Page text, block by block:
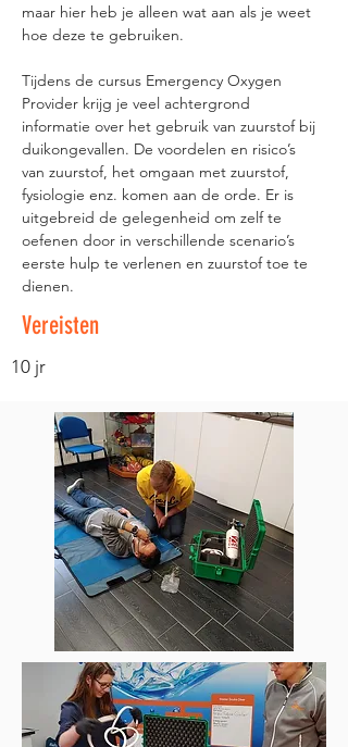
maar hier heb je alleen wat aan als je weet
hoe deze te gebruiken.
Tijdens de cursus Emergency Oxygen
Provider krijg je veel achtergrond
informatie over het gebruik van zuurstof bij
duikongevallen. De voordelen en risico’s
van zuurstof, het omgaan met zuurstof,
fysiologie enz. komen aan de orde. Er is
uitgebreid de gelegenheid om zelf te
oefenen door in verschillende scenario’s
eerste hulp te verlenen en zuurstof toe te
dienen.
Vereisten
10 jr